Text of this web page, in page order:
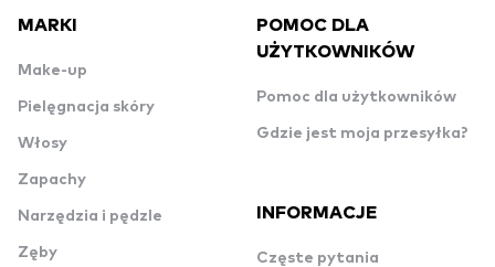
MARKI
Make-up
Pielęgnacja skóry
Włosy
Zapachy
Narzędzia i pędzle
Zęby
POMOC DLA
UŻYTKOWNIKÓW
Pomoc dla użytkowników
Gdzie jest moja przesyłka?
INFORMACJE
Częste pytania